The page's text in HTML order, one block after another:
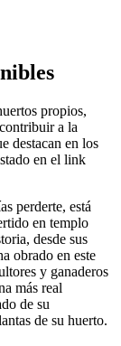
propios,
a la
destacan en los
en el link
perderte, está
en templo
desde sus
obrado en este
y ganaderos
más real
de su
de su huerto.